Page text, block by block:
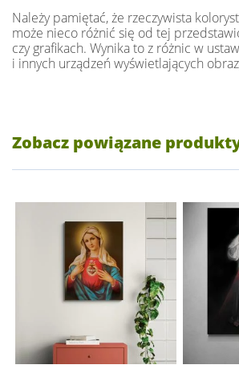
Należy pamiętać, że rzeczywista
może nieco różnić się od tej
czy grafikach. Wynika to z różnic w
i innych urządzeń wyświetlających
Zobacz powiązane